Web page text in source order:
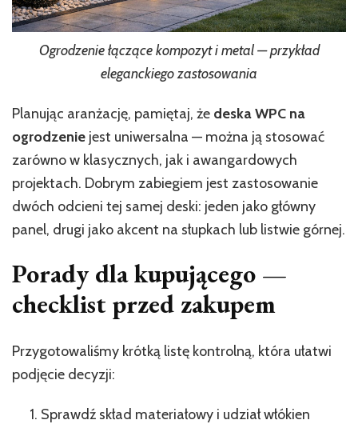
Ogrodzenie łączące kompozyt i metal — przykład
eleganckiego zastosowania
Planując aranżację, pamiętaj, że deska WPC na
ogrodzenie jest uniwersalna — można ją stosować
zarówno w klasycznych, jak i awangardowych
projektach. Dobrym zabiegiem jest zastosowanie
dwóch odcieni tej samej deski: jeden jako główny
panel, drugi jako akcent na słupkach lub listwie górnej.
Porady dla kupującego —
checklist przed zakupem
Przygotowaliśmy krótką listę kontrolną, która ułatwi
podjęcie decyzji:
Sprawdź skład materiałowy i udział włókien